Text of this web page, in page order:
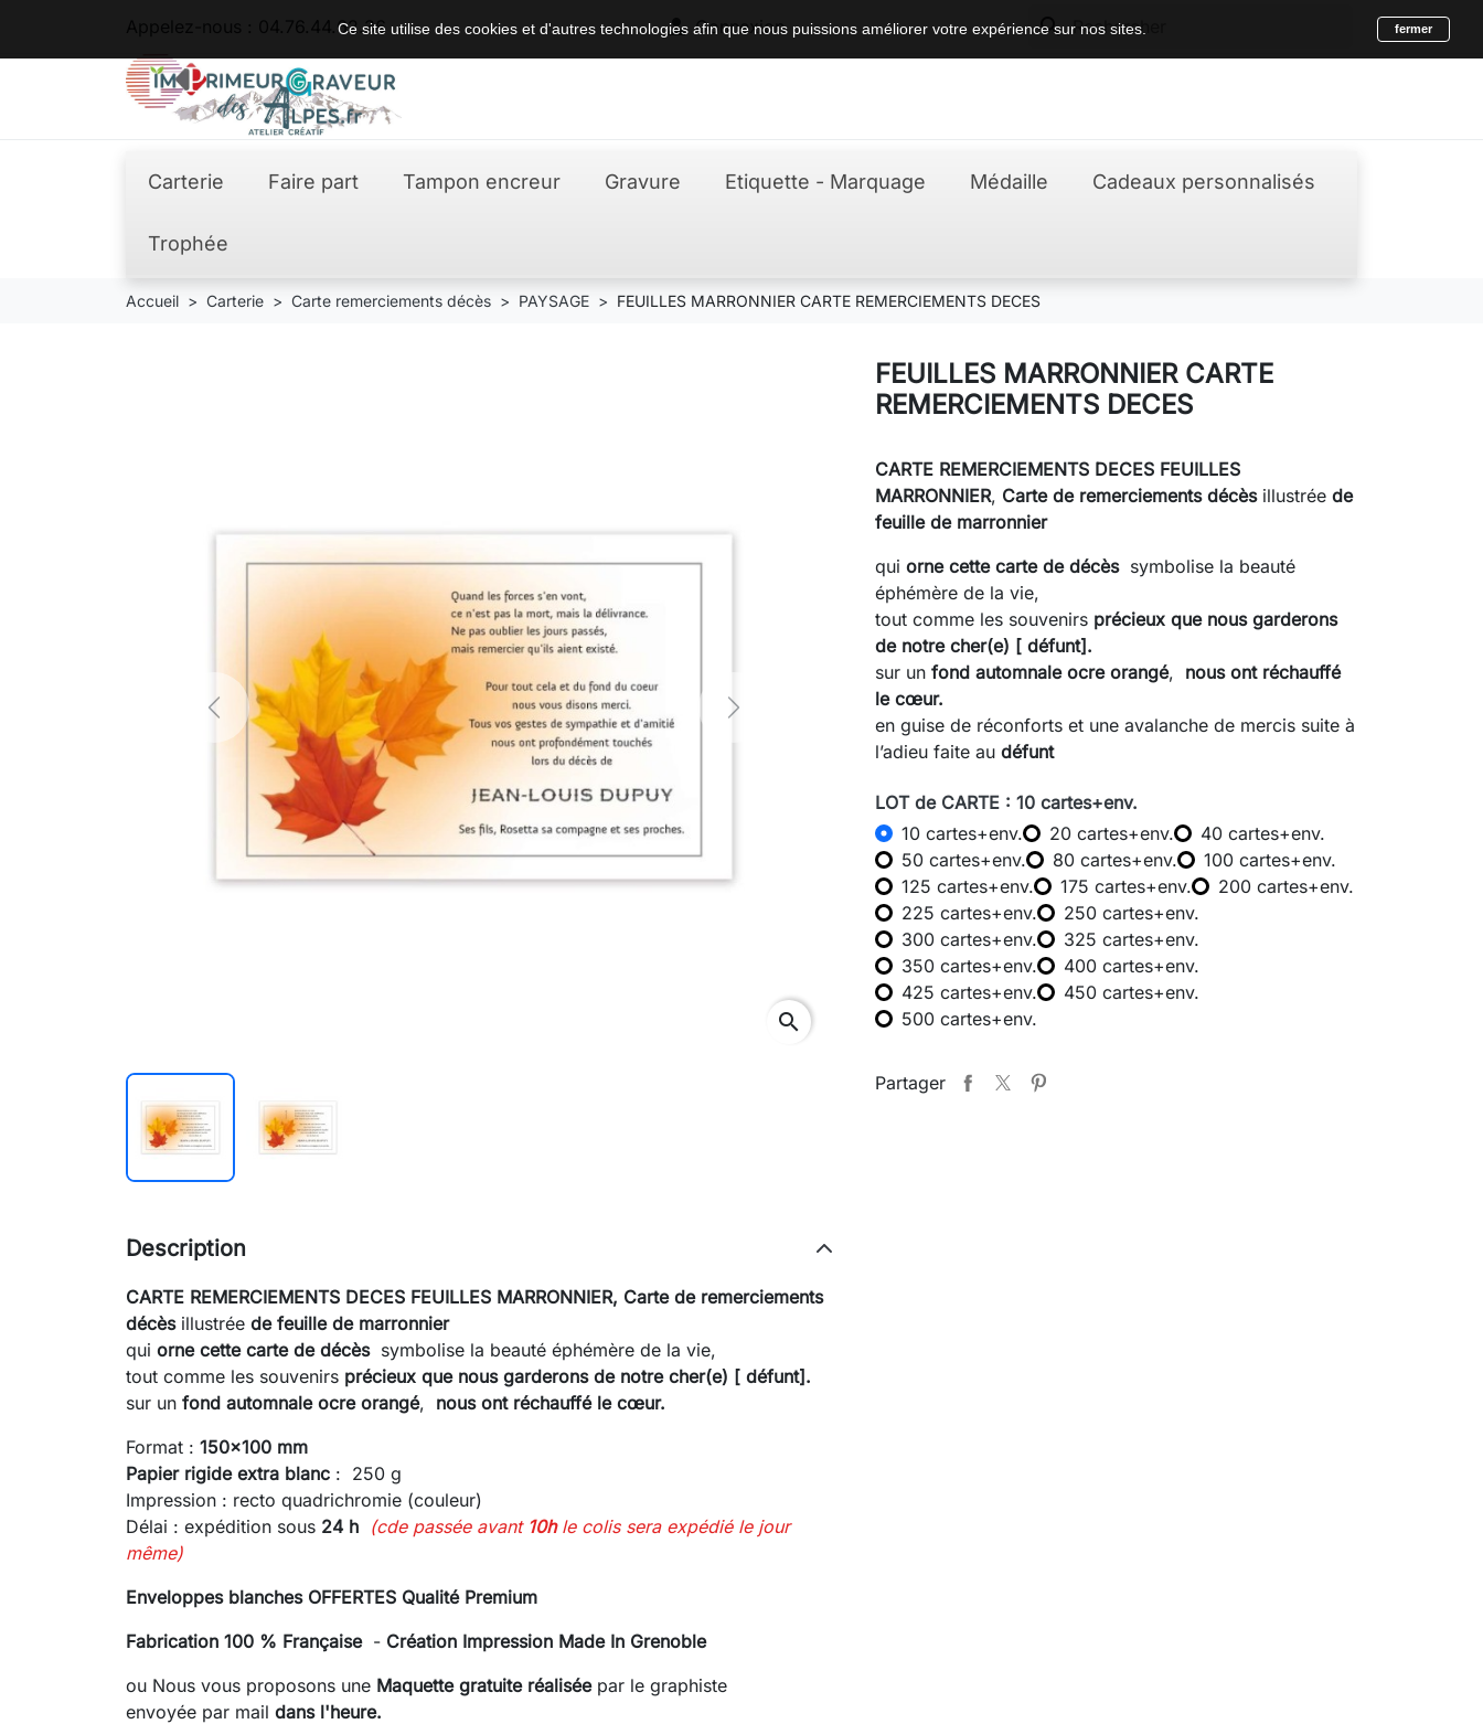
04.76.44.62.36  Connexion search
Carterie Faire part Tampon encreur Gravure Etiquette - Marquage Médaille Cadeaux personnalisés
Trophée
Accueil Carterie Carte remerciements décès PAYSAGE FEUILLES MARRONNIER CARTE REMERCIEMENTS DECES
Previous Next
search
FEUILLES MARRONNIER CARTE
REMERCIEMENTS DECES
CARTE REMERCIEMENTS DECES FEUILLES
MARRONNIER, Carte de remerciements décès illustrée de
feuille de marronnier
qui orne cette carte de décèssymbolise la beauté
éphémère de la vie,
tout comme les souvenirs précieux que nous garderons
de notre cher(e) [ défunt].
sur un fond automnale ocre orangé, nous ont réchauffé
le cœur.
en guise de réconforts et une avalanche de mercis suite à
l’adieu faite au défunt
LOT de CARTE : 10 cartes+env.
10 cartes+env.
20 cartes+env.
40 cartes+env.
50 cartes+env.
80 cartes+env.
100 cartes+env.
125 cartes+env.
175 cartes+env.
200 cartes+env.
225 cartes+env.
250 cartes+env.
300 cartes+env.
325 cartes+env.
350 cartes+env.
400 cartes+env.
425 cartes+env.
450 cartes+env.
500 cartes+env.
Partager
Description
CARTE REMERCIEMENTS DECES FEUILLES MARRONNIER, Carte de remerciements
décès illustrée de feuille de marronnier
qui orne cette carte de décèssymbolise la beauté éphémère de la vie,
tout comme les souvenirs précieux que nous garderons de notre cher(e) [ défunt].
sur un fond automnale ocre orangé, nous ont réchauffé le cœur.
Format : 150x100 mm
Papier rigide extra blanc : 250 g
Impression : recto quadrichromie (couleur)
Délai : expédition sous 24 h (cde passée avant 10hle colis sera expédié le jour
même)
Enveloppes blanches OFFERTES Qualité Premium
Fabrication 100 % Française - Création Impression Made In Grenoble
ou Nous vous proposons une Maquette gratuite réaliséepar le graphiste
envoyée par mail dans l'heure.
Ce site utilise des cookies et d'autres technologies afin que nous puissions améliorer votre expérience sur nos sites. fermer